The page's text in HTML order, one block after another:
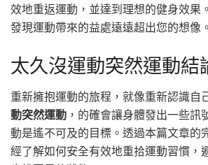
效地重返運動，並達到理想的健身效果
發現運動帶來的益處遠遠超出您的想像。
太久沒運動突然運動結
重新擁抱運動的旅程，就像重新認識自
動突然運動 ，的確會讓身體發出一些訊
動是遙不可及的目標。透過本篇文章的
經了解如何安全有效地重拾運動習慣，